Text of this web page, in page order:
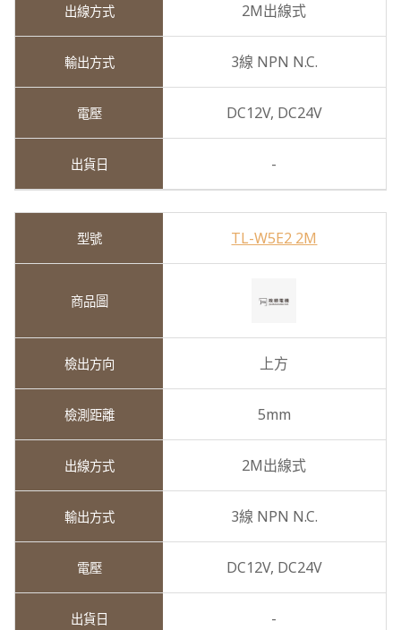
2M出線式
3線 NPN N.C.
DC12V, DC24V
-
TL-W5E2 2M
上方
5mm
2M出線式
3線 NPN N.C.
DC12V, DC24V
-